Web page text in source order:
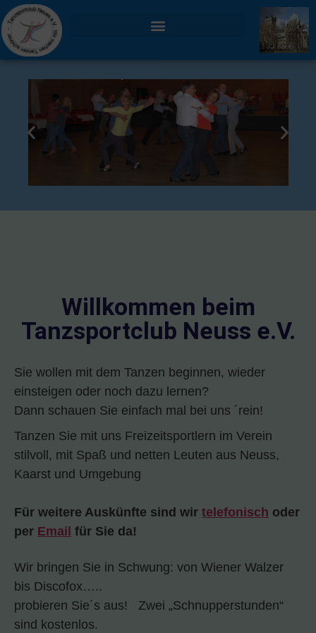
TANZEN MACHT FREU(N)DE !
Willkommen beim
Tanzsportclub Neuss e.V.
Sie wollen mit dem Tanzen beginnen, wieder
einsteigen oder noch dazu lernen?
Dann schauen Sie einfach mal bei uns ´rein!
Tanzen Sie mit uns Freizeitsportlern im Verein
stilvoll, mit Spaß und netten Leuten aus Neuss,
Kaarst und Umgebung
Für weitere Auskünfte sind wir telefonisch oder
per Email für Sie da!
Wir bringen Sie in Schwung: von Wiener Walzer
bis Discofox…..
probieren Sie´s aus! Zwei „Schnupperstunden“
sind kostenlos.